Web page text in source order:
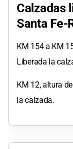
Calzadas
Santa Fe-
KM 154 a KM
Liberada la
KM 12, altura
la calzada.